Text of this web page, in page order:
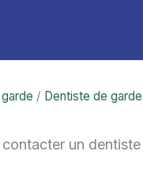
/ Dentiste de
un